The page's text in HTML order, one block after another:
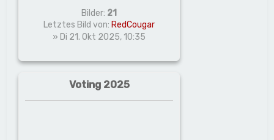
Bilder: 21
Letztes Bild von: RedCougar
» Di 21. Okt 2025, 10:35
Voting 2025